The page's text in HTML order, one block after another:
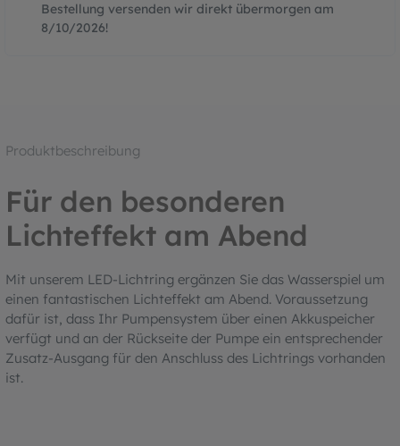
Bestellung versenden wir direkt übermorgen am
8/10/2026!
Produktbeschreibung
Für den besonderen
Lichteffekt am Abend
Mit unserem LED-Lichtring ergänzen Sie das Wasserspiel um
einen fantastischen Lichteffekt am Abend. Voraussetzung
dafür ist, dass Ihr Pumpensystem über einen Akkuspeicher
verfügt und an der Rückseite der Pumpe ein entsprechender
Zusatz-Ausgang für den Anschluss des Lichtrings vorhanden
ist.